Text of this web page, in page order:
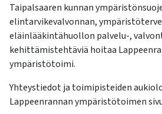
Taipalsaaren kunnan
elintarvikevalvonnan,
eläinlääkintähuollon palvelu-,
kehittämistehtäviä hoitaa
ympäristötoimi.
Yhteystiedot ja toimipisteiden
Lappeenrannan ympäristötoimen